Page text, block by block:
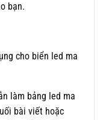
bạn.
cho biển led ma
làm bảng led ma
bài viết hoặc